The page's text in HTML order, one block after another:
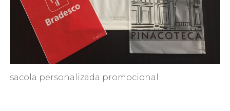
sacola personalizada promocional